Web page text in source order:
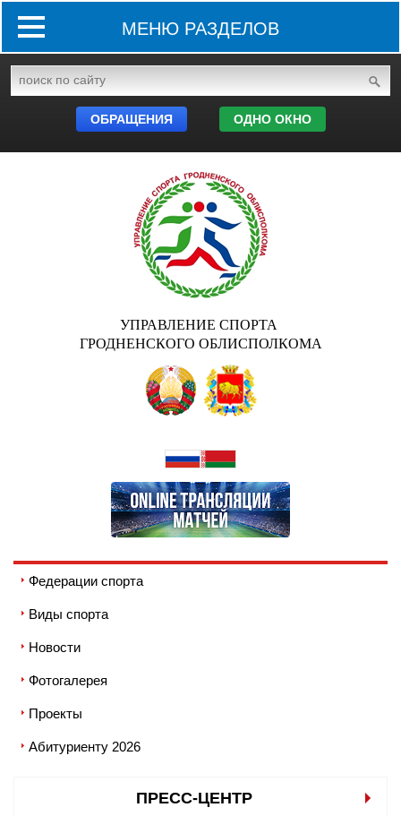
МЕНЮ РАЗДЕЛОВ
ОБРАЩЕНИЯ ОДНО ОКНО
УПРАВЛЕНИЕ СПОРТА
ГРОДНЕНСКОГО ОБЛИСПОЛКОМА
Федерации спорта
Виды спорта
Новости
Фотогалерея
Проекты
Абитуриенту 2026
ПРЕСС-ЦЕНТР